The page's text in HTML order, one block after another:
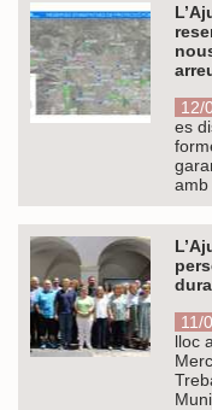
12/
es
amb
11/
lloc